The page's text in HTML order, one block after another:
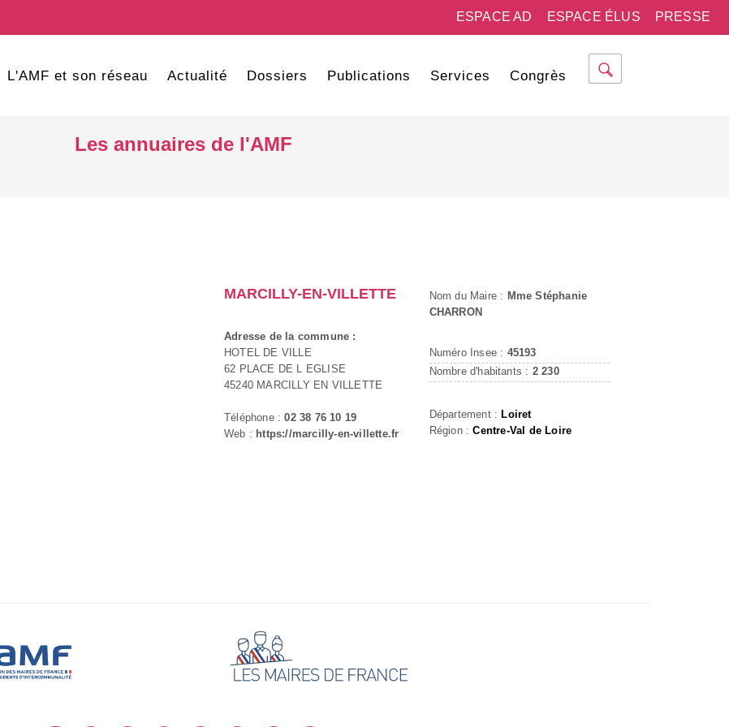
PRESSE
ESPACE ÉLUS
ESPACE AD
L'AMF et son réseau Actualité Dossiers Publications Services Congrès
Les annuaires de l'AMF
MARCILLY-EN-VILLETTE
Adresse de la commune :
HOTEL DE VILLE
62 PLACE DE L EGLISE
45240 MARCILLY EN VILLETTE
Téléphone :02 38 76 10 19
Web : https://marcilly-en-villette.fr
Nom du Maire : Mme Stéphanie
CHARRON
Numéro Insee : 45193
Nombre d'habitants : 2 230
Département : Loiret
Région :Centre-Val de Loire